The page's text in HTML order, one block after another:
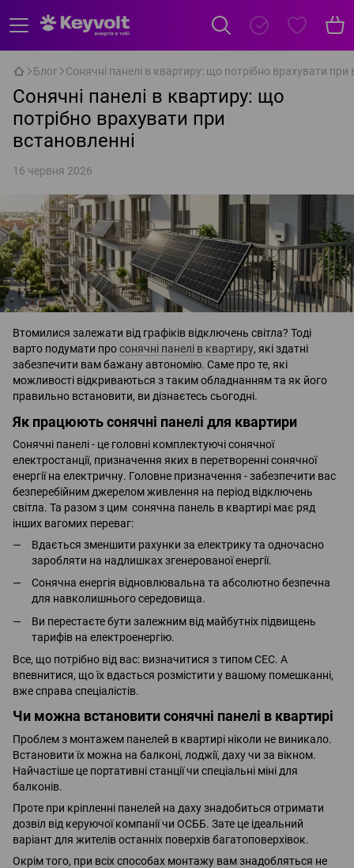
Блог Сонячні панелі в квартиру: що потрібно врахувати при
Сонячні панелі в квартиру: що
потрібно врахувати при
встановленні
16 червня 2026
Втомилися залежати від графіків відключень світла? Тоді
варто подумати просонячні панелі в квартиру, які здатні
забезпечити вам бажану автономію. Саме про те, які
можливості відкриваються з таким обладнанням та як його
правильно встановити, ви дізнаєтесь сьогодні.
Як працюють сонячні панелі для квартири
Сонячні панелі - це головні комплектуючі сонячної
електростанції, призначення яких в перетворенні сонячної
енергії на електричну. Головне призначення - забезпечити вас
безперебійним джерелом живлення на період відключень
світла. Та разом з цим сонячна панель в квартирі має ряд
інших вагомих переваг:
Вдається зменшити рахунки за електрику та одночасно
заробляти на надлишках згенерованої енергії.
Сонячна енергія відновлювальна та абсолютно безпечна
для навколишнього середовища.
Ви перестаєте бути залежним від майбутніх підвищень
тарифів на електроенергію.
Все, що потрібно від вас: визначитися з типом СЕС. А
впевнитися, що їх вдасться розмістити у вашому помешканні,
вже справа спеціалістів.
Чи можна встановити сонячні панелі в квартирі
Проблем з монтажем панелей в квартирі ніколи не виникало.
Встановити їх можна на балконі, лоджії, даху чи за вікном.
Найчастіше це портативні станції чи спеціальні міні для
балконів.
Проте при кріпленні панелей на даху знадобиться отримати
дозвіл від керуючої компанії чи ОСББ. Зате це ідеальний
варіант для жителів останніх поверхів багатоповерхівок.
Окрім того, при всіх способах монтажу вам знадобляться не